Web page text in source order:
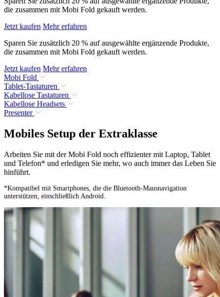
die zusammen mit Mobi Fold gekauft werden.
Jetzt kaufen Mehr erfahren
Sparen Sie zusätzlich 20 % auf ausgewählte ergänzende Produkte,
die zusammen mit Mobi Fold gekauft werden.
Jetzt kaufen Mehr erfahren
Mobi Fold
Tablet-Tastaturen
Kabellose Tastaturen
Kabellose Headsets
Presenter
Mobiles Setup der Extraklasse
Arbeiten Sie mit der Mobi Fold noch effizienter mit Laptop, Tablet
und Telefon* und erledigen Sie mehr, wo auch immer das Leben Sie
hinführt.
*Kompatibel mit Smartphones, die die Bluetooth-Mausnavigation
unterstützen, einschließlich Android.